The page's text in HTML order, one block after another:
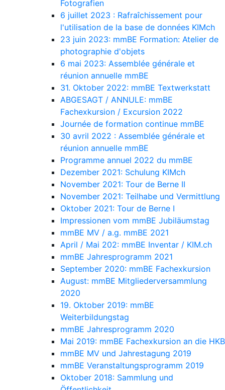
Fotografien
6 juillet 2023 : Rafraîchissement pour
l'utilisation de la base de données KIMch
23 juin 2023: mmBE Formation: Atelier de
photographie d'objets
6 mai 2023: Assemblée générale et
réunion annuelle mmBE
31. Oktober 2022: mmBE Textwerkstatt
ABGESAGT / ANNULE: mmBE
Fachexkursion / Excursion 2022
Journée de formation continue mmBE
30 avril 2022 : Assemblée générale et
réunion annuelle mmBE
Programme annuel 2022 du mmBE
Dezember 2021: Schulung KIMch
November 2021: Tour de Berne II
November 2021: Teilhabe und Vermittlung
Oktober 2021: Tour de Berne I
Impressionen vom mmBE Jubiläumstag
mmBE MV / a.g. mmBE 2021
April / Mai 202: mmBE Inventar / KIM.ch
mmBE Jahresprogramm 2021
September 2020: mmBE Fachexkursion
August: mmBE Mitgliederversammlung
2020
19. Oktober 2019: mmBE
Weiterbildungstag
mmBE Jahresprogramm 2020
Mai 2019: mmBE Fachexkursion an die HKB
mmBE MV und Jahrestagung 2019
mmBE Veranstaltungsprogramm 2019
Oktober 2018: Sammlung und